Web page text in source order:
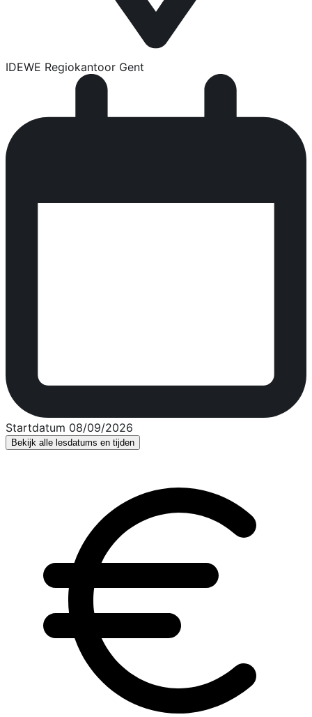
IDEWE Regiokantoor Gent
Startdatum 08/09/2026
Bekijk alle lesdatums en tijden